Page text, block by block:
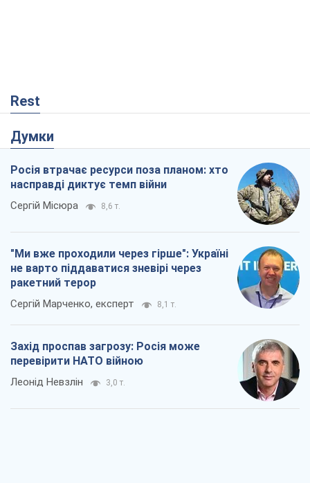
Rest
Думки
Росія втрачає ресурси поза планом: хто
насправді диктує темп війни
Сергій Місюра 8,6 т.
"Ми вже проходили через гірше": Україні
не варто піддаватися зневірі через
ракетний терор
Сергій Марченко, експерт 8,1 т.
Захід проспав загрозу: Росія може
перевірити НАТО війною
Леонід Невзлін 3,0 т.